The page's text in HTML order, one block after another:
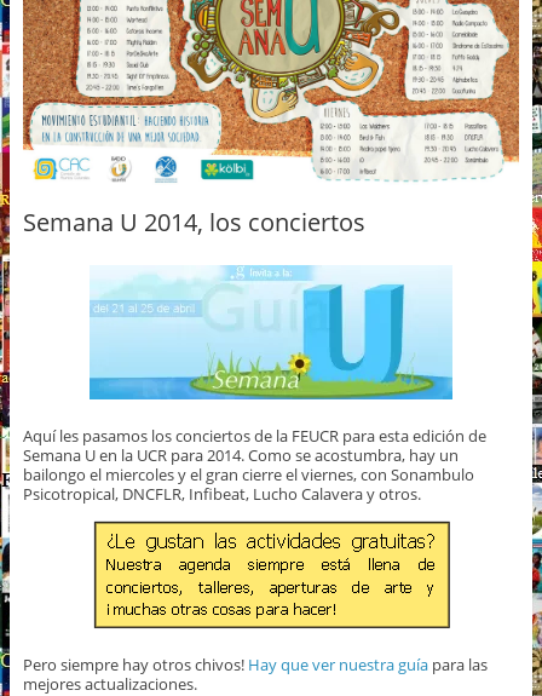
Semana U 2014, los conciertos
Aquí les pasamos los conciertos de la FEUCR para esta edición de
Semana U en la UCR para 2014. Como se acostumbra, hay un
bailongo el miercoles y el gran cierre el viernes, con Sonambulo
Psicotropical, DNCFLR, Infibeat, Lucho Calavera y otros.
Pero siempre hay otros chivos! Hay que ver nuestra guíapara las
mejores actualizaciones.